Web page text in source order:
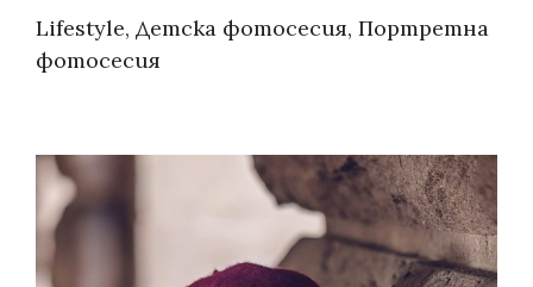
Контакти
Categories:
Lifestyle, Детска фотосесия, Портретна
фотосесия